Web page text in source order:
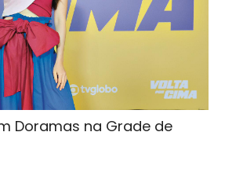
Doramas na Grade de